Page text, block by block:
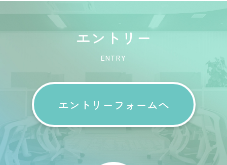
エントリー
ENTRY
エントリーフォームへ